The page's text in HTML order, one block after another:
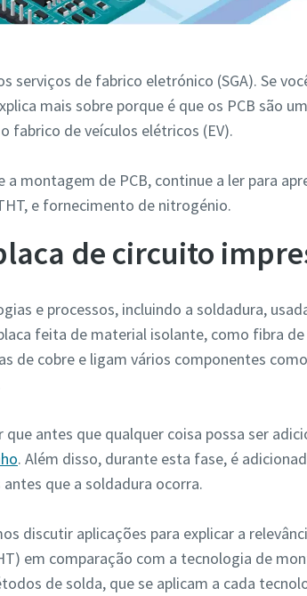
serviços de fabrico eletrónico (SGA). Se
mais sobre porque é que os PCB são
fabrico de veículos elétricos (EV).
a montagem de PCB, continue a ler para
e fornecimento de nitrogénio.
de circuito
e processos, incluindo a soldadura,
feita de material isolante, como fibra
de cobre e ligam vários componentes
antes que qualquer coisa possa ser
. Além disso, durante esta fase, é
que a soldadura ocorra.
discutir aplicações para explicar a
em comparação com a tecnologia de
de solda, que se aplicam a cada
enviar este pedido, possibilita que a Atlas
através das informações recolhidas.
informações na nossa política de privacidade.